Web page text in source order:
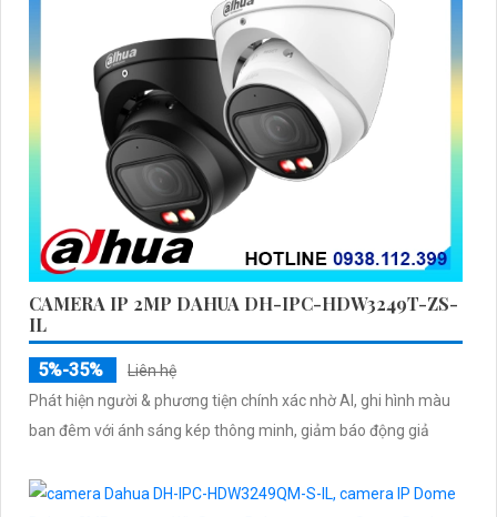
CAMERA IP 2MP DAHUA DH-IPC-HDW3249T-ZS-
IL
5%-35%
Liên hệ
Phát hiện người & phương tiện chính xác nhờ AI, ghi hình màu
ban đêm với ánh sáng kép thông minh, giảm báo động giả